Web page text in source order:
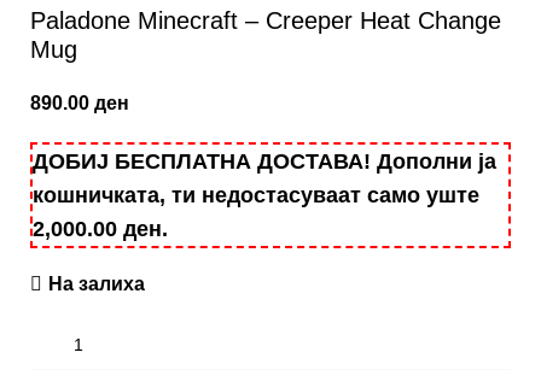
Paladone Minecraft – Creeper Heat Change
Mug
890.00 ден
ДОБИЈ БЕСПЛАТНА ДОСТАВА! Дополни ја
кошничката, ти недостасуваат само уште
2,000.00 ден.
На залиха